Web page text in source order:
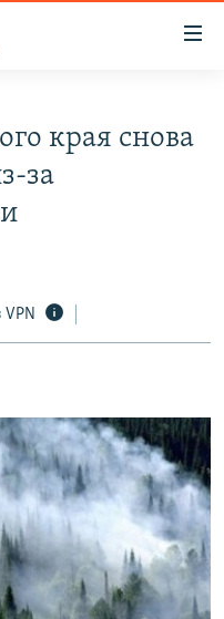
края снова
за
VPN